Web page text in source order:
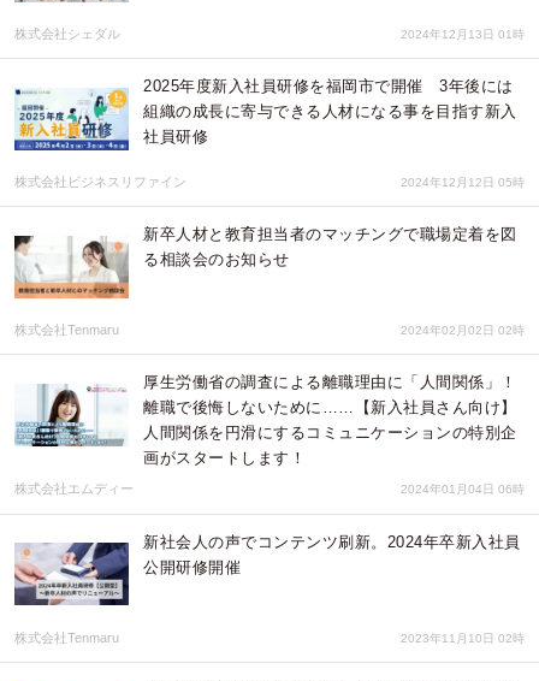
株式会社シェダル 2024年12月13日 01時
2025年度新入社員研修を福岡市で開催 3年後には
組織の成長に寄与できる人材になる事を目指す新入
社員研修
株式会社ビジネスリファイン 2024年12月12日 05時
新卒人材と教育担当者のマッチングで職場定着を図
る相談会のお知らせ
株式会社Tenmaru 2024年02月02日 02時
厚生労働省の調査による離職理由に「人間関係」！
離職で後悔しないために……【新入社員さん向け】
人間関係を円滑にするコミュニケーションの特別企
画がスタートします！
株式会社エムディー 2024年01月04日 06時
新社会人の声でコンテンツ刷新。2024年卒新入社員
公開研修開催
株式会社Tenmaru 2023年11月10日 02時